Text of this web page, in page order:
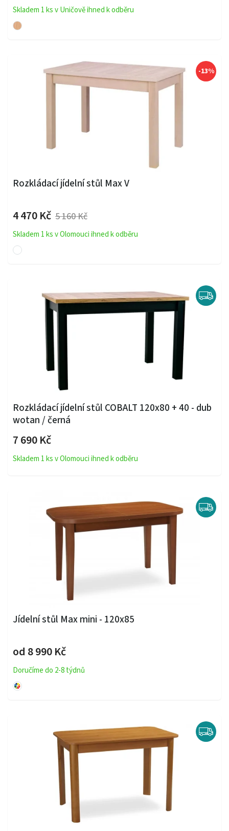
Skladem 1 ks v Uničově ihned k odběru
-13%
Rozkládací jídelní stůl Max V
4 470 Kč 5 160 Kč
Skladem 1 ks v Olomouci ihned k odběru
Rozkládací jídelní stůl COBALT 120x80 + 40 - dub
wotan / černá
7 690 Kč
Skladem 1 ks v Olomouci ihned k odběru
Jídelní stůl Max mini - 120x85
od 8 990 Kč
Doručíme do 2-8 týdnů